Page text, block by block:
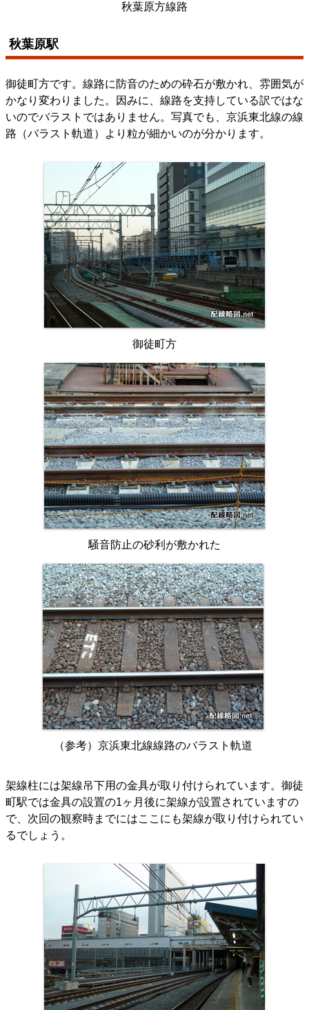
秋葉原方線路
秋葉原駅
御徒町方です。線路に防音のための砕石が敷かれ、雰囲気が
かなり変わりました。因みに、線路を支持している訳ではな
いのでバラストではありません。写真でも、京浜東北線の線
路（バラスト軌道）より粒が細かいのが分かります。
御徒町方
騒音防止の砂利が敷かれた
（参考）京浜東北線線路のバラスト軌道
架線柱には架線吊下用の金具が取り付けられています。御徒
町駅では金具の設置の1ヶ月後に架線が設置されていますの
で、次回の観察時までにはここにも架線が取り付けられてい
るでしょう。